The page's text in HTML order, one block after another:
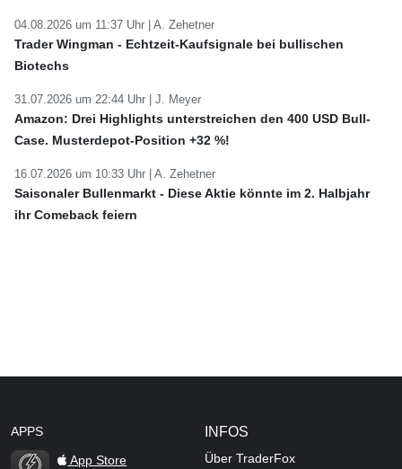
04.08.2026 um 11:37 Uhr | A. Zehetner
Trader Wingman - Echtzeit-Kaufsignale bei bullischen
Biotechs
31.07.2026 um 22:44 Uhr | J. Meyer
Amazon: Drei Highlights unterstreichen den 400 USD Bull-
Case. Musterdepot-Position +32 %!
16.07.2026 um 10:33 Uhr | A. Zehetner
Saisonaler Bullenmarkt - Diese Aktie könnte im 2. Halbjahr
ihr Comeback feiern
APPS
App Store
INFOS
Über TraderFox